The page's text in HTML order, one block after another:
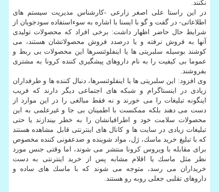
نكنند.
در این راستا علی اصغر زارعی -كارشناس مدیریت سیستم های
اطلاعاتی- در گفت و گو با ایسنا با اشاره به سوءاستفاده سودجویان از
شرایط حال حاضر اظهار داشت: برخی افراد كه محصولات تولیدی
آنها به فروش نرفته و یا درصدد فروش محصولاتشان هستند، می
كوشند بوسیله سلبریتی ها یا اینفلوئنسرها این محصولات بی ربط و
عموما بی كیفیت را به نام داروهای پیشگیری كننده كرونا به مشتری
بفروشند.
وی افزود: این سلبریتی ها یا اینفلوئنسرها، دنبال كننده ها و طرفداران
زیادی در اینستاگرام و شبكه های اجتماعی دیگر دارند كه فریب
اینگونه تبلیغات را می خورند و نه فقط مبالغی را در این موارد از
دست می دهند بلكه ممكنست با اطمینان بی جا و غیرعلمی به این
محصولات سلامت خود و اطرافیانشان را به خطر بیندازند یا حتی
تبلیغات زیادی در سایت ها و كانال های اینترنتی قابل مشاهده هستند
كه با تبلیغ خرید ماسك، ژل، مواد شوینده و ضدعفونی كننده مخصوص
برای مقابله با ویروس كرونا منتشر می شوند، اما وقتی جنس مورد
نظر مثل ماسك یا اقلام مشابه پس از خرید اینترنتی به دست
خریداران می رسد، متوجه می شوند كه با ماسك های ساده و
داروهای تقلبی جعلی روبه رو هستند.